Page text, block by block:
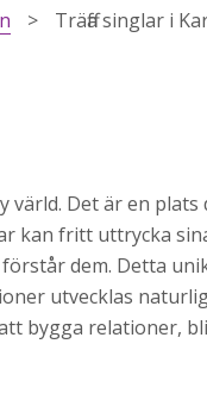
Träffa singlar i
värld. Det är en plats
kan fritt uttrycka
dem. Detta
utvecklas
bygga relationer,